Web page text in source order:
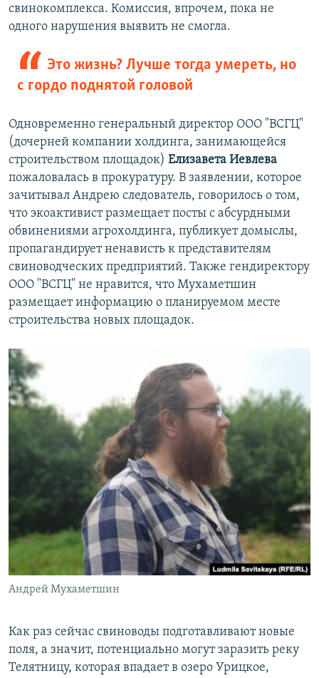
свинокомплекса. Комиссия, впрочем, пока не
одного нарушения выявить не смогла.
Это жизнь? Лучше тогда умереть, но
с гордо поднятой головой
Одновременно генеральный директор ООО "ВСГЦ"
(дочерней компании холдинга, занимающейся
строительством площадок) Елизавета Иевлева
пожаловалась в прокуратуру. В заявлении, которое
зачитывал Андрею следователь, говорилось о том,
что экоактивист размещает посты с абсурдными
обвинениями агрохолдинга, публикует домыслы,
пропагандирует ненависть к представителям
свиноводческих предприятий. Также гендиректору
ООО "ВСГЦ" не нравится, что Мухаметшин
размещает информацию о планируемом месте
строительства новых площадок.
Андрей Мухаметшин
Как раз сейчас свиноводы подготавливают новые
поля, а значит, потенциально могут заразить реку
Телятницу, которая впадает в озеро Урицкое,